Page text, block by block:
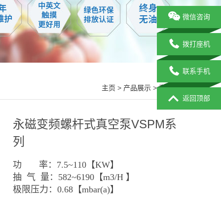
主页 > 产品展示 >真空泵>
永磁变频螺杆式真空泵VSPM系
列
功 率：7.5~110【KW】
抽 气 量：582~6190【m3/H 】
极限压力：0.68【mbar(a)】
微信咨询
拨打座机
联系手机
返回顶部